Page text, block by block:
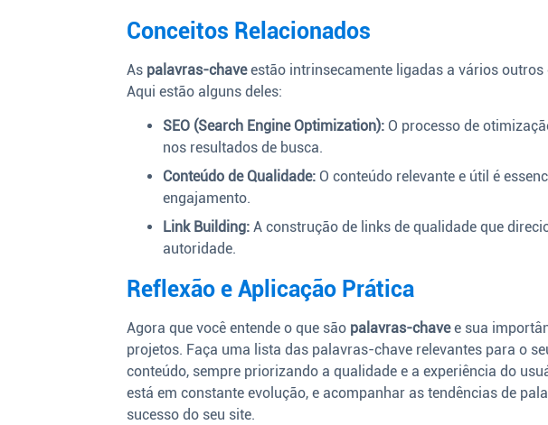
Conceitos Relacionados
As palavras-chaveestão intrinsecamente ligadas a vários outros
Aqui estão alguns deles:
SEO (Search Engine Optimization): O processo de
nos resultados de busca.
Conteúdo de Qualidade: O conteúdo relevante e útil é
engajamento.
Link Building: A construção de links de qualidade que
autoridade.
Reflexão e Aplicação Prática
Agora que você entende o que são palavras-chavee sua
projetos. Faça uma lista das palavras-chave relevantes para o
conteúdo, sempre priorizando a qualidade e a experiência do
está em constante evolução, e acompanhar as tendências de
sucesso do seu site.